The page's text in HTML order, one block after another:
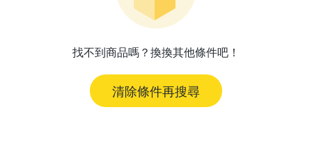
找不到商品嗎？換換其他條件吧！
清除條件再搜尋